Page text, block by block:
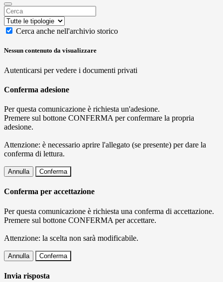
Cerca anche nell'archivio storico
Nessun contenuto da visualizzare
Autenticarsi per vedere i documenti privati
Conferma adesione
Per questa comunicazione è richiesta un'adesione.
Premere sul bottone CONFERMA per confermare la propria
adesione.
Attenzione: è necessario aprire l'allegato (se presente) per dare la
conferma di lettura.
Annulla Conferma
Conferma per accettazione
Per questa comunicazione è richiesta una conferma di accettazione.
Premere sul bottone CONFERMA per accettare.
Attenzione: la scelta non sarà modificabile.
Annulla Conferma
Invia risposta